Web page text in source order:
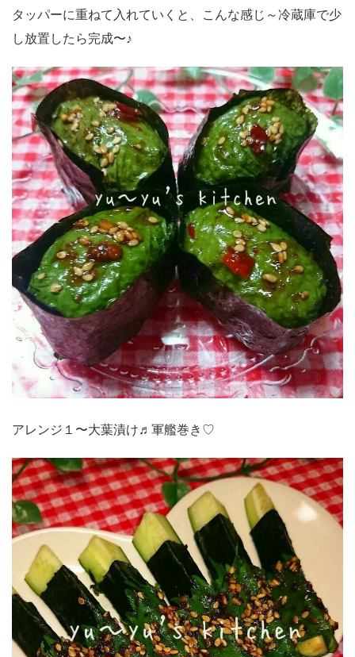
タッパーに重ねて入れていくと、こんな感じ～冷蔵庫で少
し放置したら完成〜♪
アレンジ１〜大葉漬け♬軍艦巻き♡